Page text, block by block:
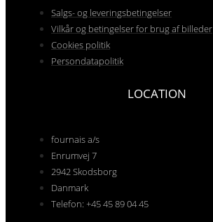
Salgs- og leveringsbetingelser
Vilkår og betingelser for brug af billeder
Cookies politik
Persondatapolitik
LOCATION
fournais a/s
Enrumvej 7
2942 Skodsborg
Danmark
Telefon: +45 45 89 04 45